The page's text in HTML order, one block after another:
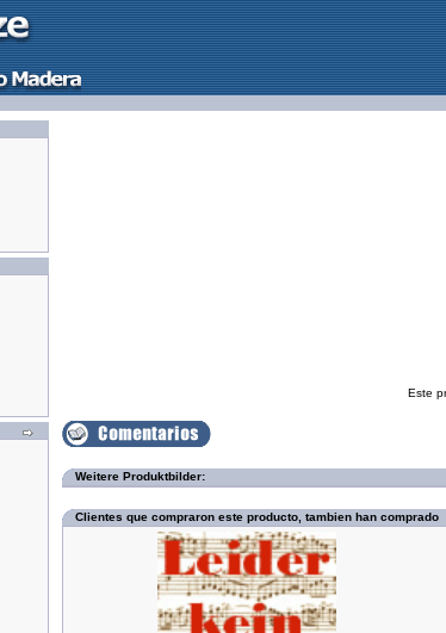
Este
Weitere Produktbilder:
Clientes que compraron este producto, tambien han comprado